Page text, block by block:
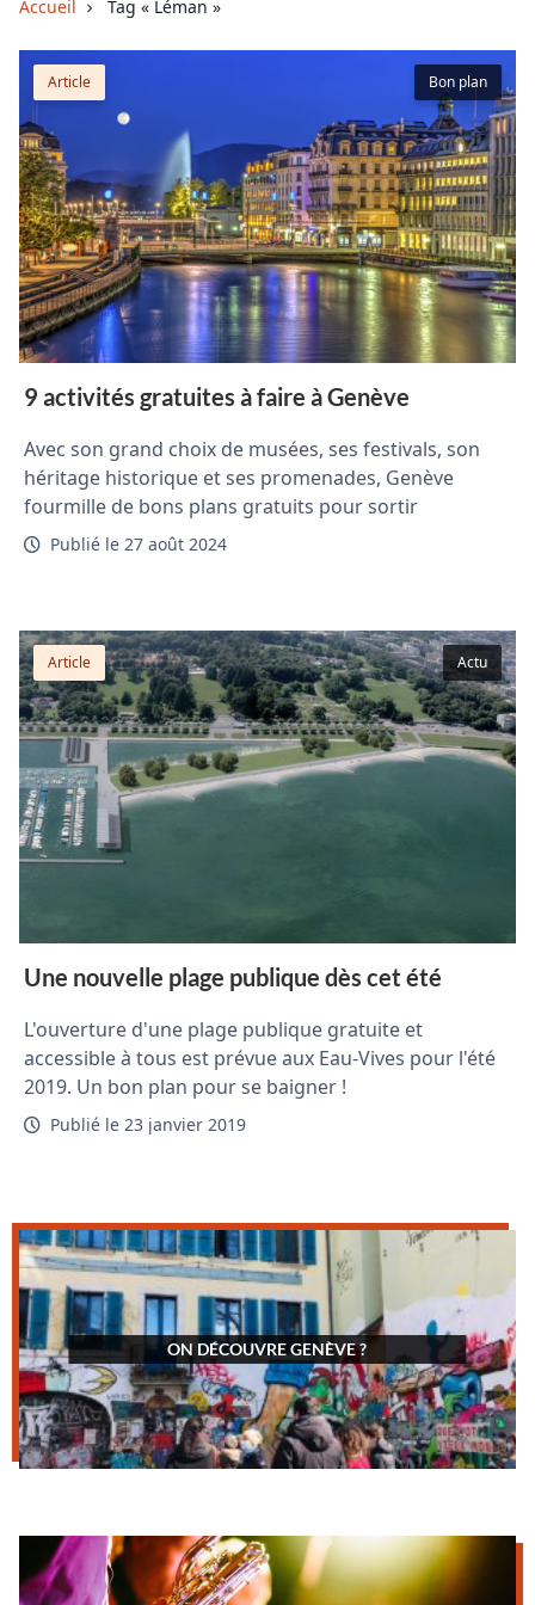
Accueil Tag « Léman »
Bon plan
Article
9 activités gratuites à faire à Genève
Avec son grand choix de musées, ses festivals, son
héritage historique et ses promenades, Genève
fourmille de bons plans gratuits pour sortir
Publié le 27 août 2024
Actu
Article
Une nouvelle plage publique dès cet été
L'ouverture d'une plage publique gratuite et
accessible à tous est prévue aux Eau-Vives pour l'été
2019. Un bon plan pour se baigner !
Publié le 23 janvier 2019
ON DÉCOUVRE GENÈVE ?